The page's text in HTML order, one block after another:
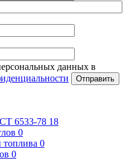
данных в
Отправить
6533-78 18
0
топлива 0
0